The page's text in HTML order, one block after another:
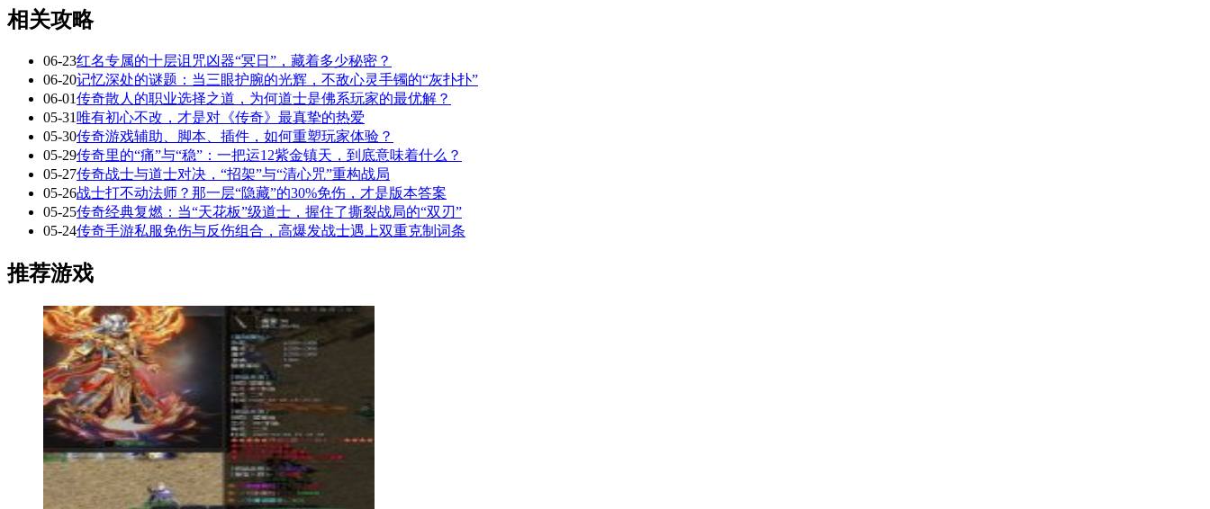
相关攻略
06-23红名专属的十层诅咒凶器“冥日”，藏着多少秘密？
06-20记忆深处的谜题：当三眼护腕的光辉，不敌心灵手镯的“灰扑扑”
06-01传奇散人的职业选择之道，为何道士是佛系玩家的最优解？
05-31 唯有初心不改，才是对《传奇》最真挚的热爱
05-30传奇游戏辅助、脚本、插件，如何重塑玩家体验？
05-29传奇里的“痛”与“稳”：一把运12紫金镇天，到底意味着什么？
05-27传奇战士与道士对决，“招架”与“清心咒”重构战局
05-26战士打不动法师？那一层“隐藏”的30%免伤，才是版本答案
05-25传奇经典复燃：当“天花板”级道士，握住了撕裂战局的“双刃”
05-24传奇手游私服免伤与反伤组合，高爆发战士遇上双重克制词条
推荐游戏